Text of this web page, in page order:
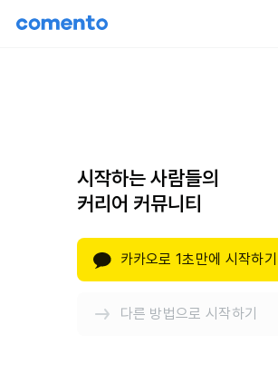
시작하는 사람들의
커리어 커뮤니티
카카오로 1초만에 시작하기
다른 방법으로 시작하기